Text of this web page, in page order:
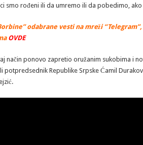
smo rođeni ili da umremo ili da pobedimo,
odabrane vesti na mreži
OVDE
način ponovo zapretio oružanim sukobima i
potpredsednik Republike Srpske Ćamil